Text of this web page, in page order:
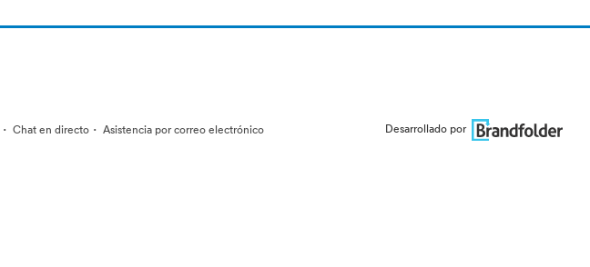
· Chat en directo · Asistencia por correo electrónico Desarrollado por